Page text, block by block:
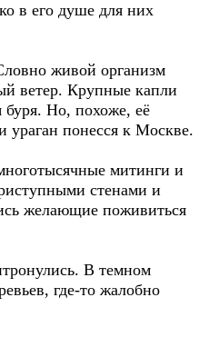
в его душе для них
живой организм
ветер. Крупные капли
буря. Но, похоже, её
ураган понесся к Москве.
митинги и
стенами и
желающие поживиться
В темном
где-то жалобно